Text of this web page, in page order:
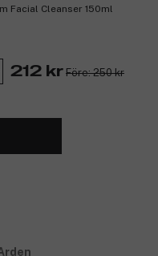
Facial Cleanser 150ml
212 kr Före: 250 kr